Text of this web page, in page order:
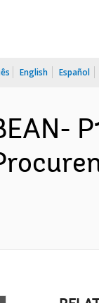
English Español